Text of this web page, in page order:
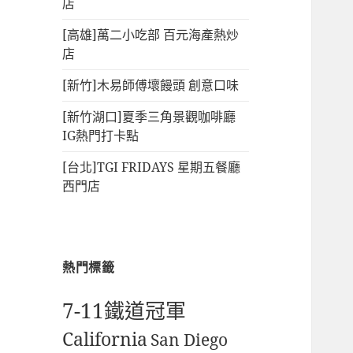
[高雄]萬二小吃部 百元海產熱炒
店
[新竹]木易師傅壞饅頭 創意口味
[新竹湖口]夏季三角景觀咖啡廳
IG熱門打卡點
[台北]TGI FRIDAYS 星期五餐廳
西門店
熱門標籤
7-11鐵道冠軍
California San Diego